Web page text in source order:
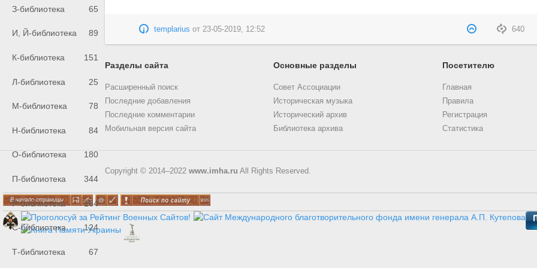
З-библиотека 65
И, Й-библиотека 89
К-библиотека 151
Л-библиотека 25
М-библиотека 78
Н-библиотека 84
О-библиотека 180
П-библиотека 344
Р-библиотека 164
С-библиотека 124
Т-библиотека 67
640
templarius от 23-05-2019, 12:52
Разделы сайта
Расширенный поиск
Последние добавления
Последние комментарии
Мобильная версия сайта
Основные разделы
Совет Ассоциации
Историческая музыка
Исторический архив
Библиотека архива
Посетителю
Главная
Правила
Регистрация
Статистика
Copyright © 2014–2022 www.imha.ru All Rights Reserved.